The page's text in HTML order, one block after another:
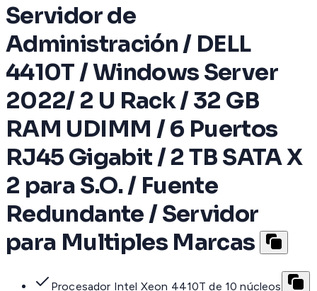
Servidor de
Administración / DELL
4410T / Windows Server
2022/ 2 U Rack / 32 GB
RAM UDIMM / 6 Puertos
RJ45 Gigabit / 2 TB SATA X
2 para S.O. / Fuente
Redundante / Servidor
para Multiples Marcas
Procesador Intel Xeon 4410T de 10 núcleos